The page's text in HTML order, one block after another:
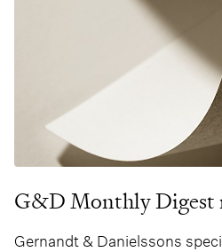
G&D Monthly Digest
Gernandt & Danielssons